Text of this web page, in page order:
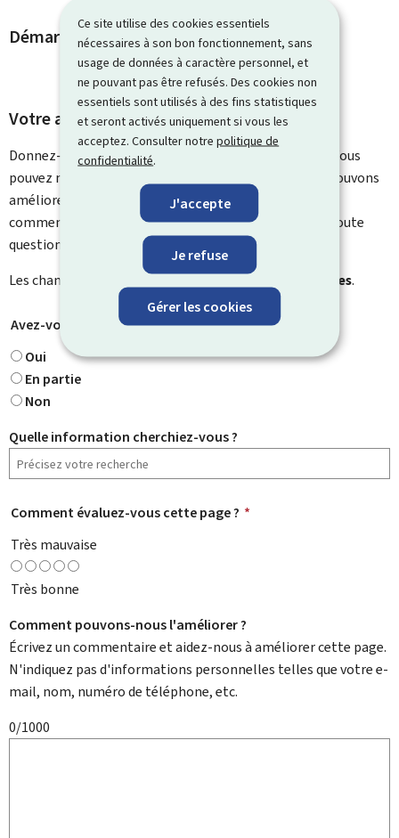
Ce site utilise des cookies essentiels
nécessaires à son bon fonctionnement, sans
usage de données à caractère personnel, et
ne pouvant pas être refusés. Des cookies non
essentiels sont utilisés à des fins statistiques
et seront activés uniquement si vous les
acceptez. Consulter notrepolitique de
confidentialité.
J'accepte
Je refuse
Gérer les cookies
Démarches et liens associés
Votre avis nous intéresse
Donnez-nous votre avis sur le contenu de cette page. Vous
pouvez nous laisser un commentaire sur ce que nous pouvons
améliorer. Vous ne recevrez pas de réponse à votre
commentaire. Utilisez le formulaire de contact pour toute
question particulière.
Les champs marqués d’une étoile ( * ) sont obligatoires.
Avez-vous trouvé ce que vous cherchiez ? *
Oui
En partie
Non
Quelle information cherchiez-vous ?
Comment évaluez-vous cette page ? *
Très mauvaise
Très bonne
Comment pouvons-nous l'améliorer ?
Écrivez un commentaire et aidez-nous à améliorer cette page.
N'indiquez pas d'informations personnelles telles que votre e-
mail, nom, numéro de téléphone, etc.
0/1000